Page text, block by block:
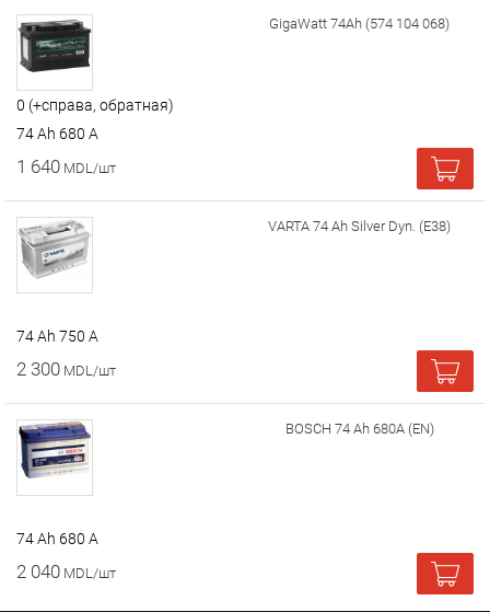
GigaWatt 74Ah (574 104 068)
0 (+справа, обратная)
74 Ah 680 A
1 640 MDL/шт
VARTA 74 Ah Silver Dyn. (E38)
74 Ah 750 A
2 300 MDL/шт
BOSCH 74 Ah 680A (EN)
74 Ah 680 A
2 040 MDL/шт